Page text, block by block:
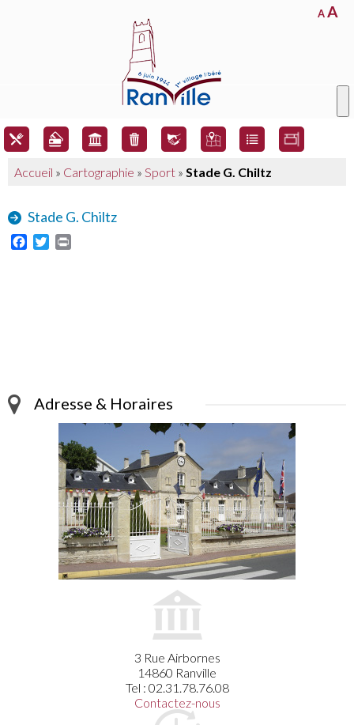
AA
Accueil » Cartographie » Sport » Stade G. Chiltz
Stade G. Chiltz
Facebook
Twitter
Adresse & Horaires
3 Rue Airbornes
14860 Ranville
Tel : 02.31.78.76.08
Contactez-nous